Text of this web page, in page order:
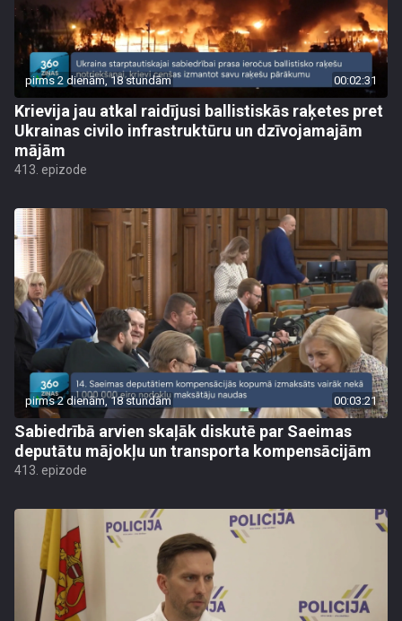
pirms 2 dienām, 18 stundām 00:02:31
Krievija jau atkal raidījusi ballistiskās raķetes pret
Ukrainas civilo infrastruktūru un dzīvojamajām
mājām
413. epizode
pirms 2 dienām, 18 stundām 00:03:21
Sabiedrībā arvien skaļāk diskutē par Saeimas
deputātu mājokļu un transporta kompensācijām
413. epizode